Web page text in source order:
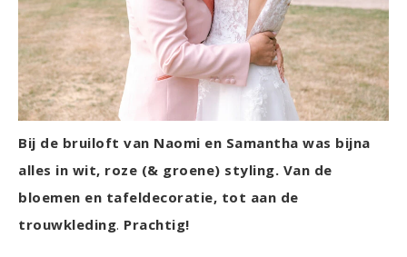
Bij de bruiloft van Naomi en Samantha was bijna
alles in wit, roze (& groene) styling. Van de
bloemen en tafeldecoratie, tot aan de
trouwkleding. Prachtig!